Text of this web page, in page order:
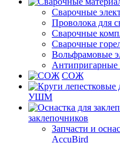
Сварочные
Проволока для
Сварочные
Сварочные
Вольфрамовые
Антипригарные
СОЖ
УШМ
заклепочников
Запчасти и
AccuBird